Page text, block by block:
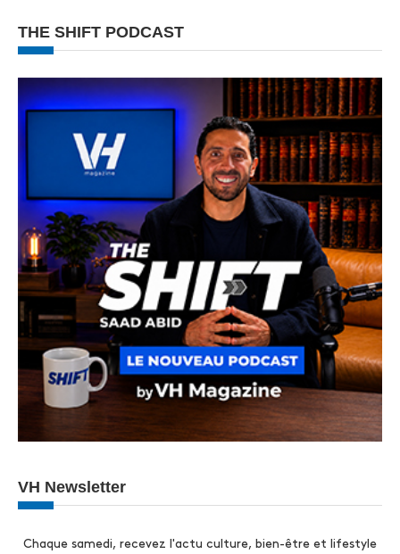
THE SHIFT PODCAST
VH Newsletter
Chaque samedi, recevez l'actu culture, bien-être et lifestyle